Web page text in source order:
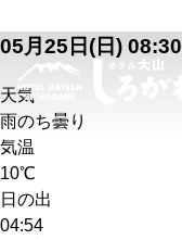
05月25日(日) 08:30
天気
雨のち曇り
気温
10℃
日の出
04:54